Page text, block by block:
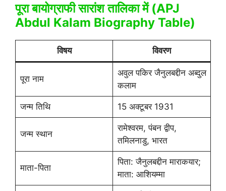
पूरा बायोग्राफी सारांश तालिका में (APJ
Abdul Kalam Biography Table)
विषय विवरण
पूरा नाम
अवुल पकिर जैनुलबद्दीन अब्दुल
कलाम
जन्म तिथि 15 अक्टूबर 1931
जन्म स्थान
रामेश्वरम, पंबन द्वीप,
तमिलनाडु, भारत
माता-पिता
पिता: जैनुलबद्दीन माराकयार;
माता: आशियम्मा